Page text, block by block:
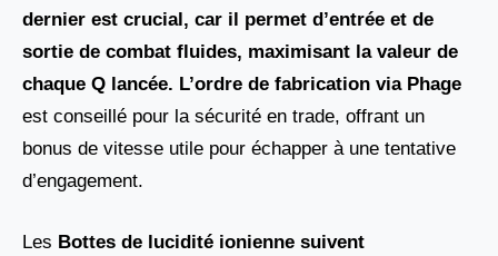
dernier est crucial, car il permet d’entrée et de
sortie de combat fluides, maximisant la valeur de
chaque Q lancée. L’ordre de fabrication via Phage
est conseillé pour la sécurité en trade, offrant un
bonus de vitesse utile pour échapper à une tentative
d’engagement.
Les Bottes de lucidité ionienne suivent